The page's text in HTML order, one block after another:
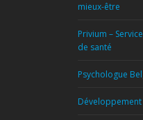
mieux-être
Privium –
de santé
Psychologue